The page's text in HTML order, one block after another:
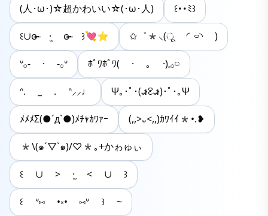
(人･ω･)☆超かわいい☆(･ω･人) ꒰･･ﾐ꒱
꒰∪ɞ̴̶̷ ·̫ ɞ̴̶̷ ꒱💘⭐ ✩゜*⸜(ू ◜࿁◝ )
ᐡ𓂂- · -𓂂ᐡ ﾎﾟﾜﾎﾟﾜ( · ｡ ·)𓈒𓂂𓏸
ᐢ. _ . ᐢ⸝⸝♩ Ψ｡･ﾟ･(𐑎ꐧ𐑎)･ﾟ･｡Ψ
ﾒﾒﾒΣ(●´д`●)ﾒﾁｬｶﾜｧｰ (,,>᎑<,,)ｶﾜｲｲ*•.❥
*\(๑´▽`๑)/♡*｡+かゎゅぃ
꒰ ∪ > ·̫ < ∪ ꒱
꒰ ᐡ⑅ •༝• ⑅ᐡ ꒱ ~